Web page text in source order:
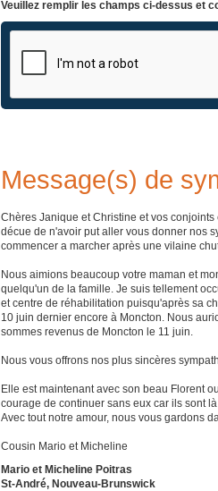
Veuillez remplir les champs ci-dessus et
Message(s) de
Chères Janique et Christine et vos
décue de n'avoir put aller vous donner nos
commencer a marcher après une vilaine
Nous aimions beaucoup votre maman et
quelqu'un de la famille. Je suis tellement
et centre de réhabilitation puisqu'après sa
10 juin dernier encore à Moncton. Nous
sommes revenus de Moncton le 11 juin.
Nous vous offrons nos plus sincères
Elle est maintenant avec son beau Florent
courage de continuer sans eux car ils sont
Avec tout notre amour, nous vous gardons
Cousin Mario et Micheline
Mario et Micheline Poitras
St-André, Nouveau-Brunswick